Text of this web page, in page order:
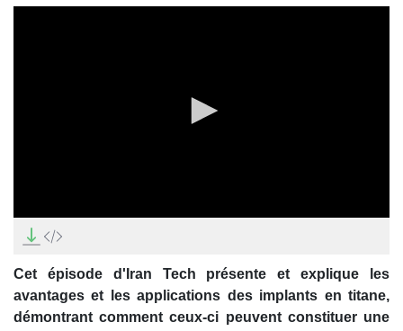
seconds
13
minutes,
25
seconds
Cet épisode d'Iran Tech présente et explique les
avantages et les applications des implants en titane,
démontrant comment ceux-ci peuvent constituer une